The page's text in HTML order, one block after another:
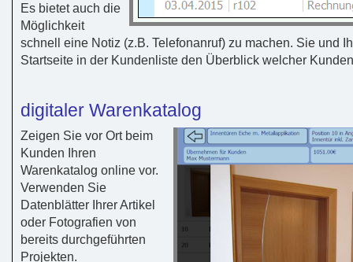
Es bietet auch die
Möglichkeit
schnell eine Notiz (z.B. Telefonanruf) zu machen. Sie und
Startseite in der Kundenliste den Überblick welcher
digitaler Warenkatalog
Zeigen Sie vor Ort beim
Kunden Ihren
Warenkatalog online vor.
Verwenden Sie
Datenblätter Ihrer Artikel
oder Fotografien von
bereits durchgeführten
Projekten.